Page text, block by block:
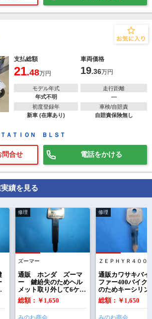
支払総額 車両価格
21.48万円 19.36万円
モデル年式
年式不明
走行距離
―
初度登録年
新車 (在庫あり)
車検/自賠責
自賠責保険無し
ＡＴＩＯＮ ＢＬＳＴ
問合せ 電話をかける
績を見る
修理
ズーマー
通販 ホンダ ズーマ
ー 鍵紛失のためヘル
メット取り外して6ケタ
の打刻番号お知らせい
ただき合鍵作製できま
総額：￥1,650
みのわ商会
修理
ＺＥＰＨＹＲ４００
通販カワサキバイ
ファー400バイク
のためキーシリン
をバイク本体から
外しZ5000番台の
総額：￥1,650
みのわ商会
相場をチェック！
車種選択するだけ、かんたん相場検索
まずはメーカーを選択する